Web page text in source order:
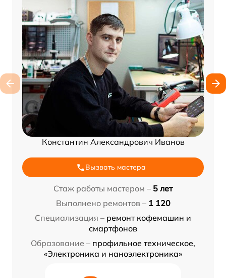
Константин Александрович Иванов
Вызвать мастера
Стаж работы мастером – 5 лет
Выполнено ремонтов – 1 120
Специализация – ремонт кофемашин и
смартфонов
Образование – профильное техническое,
«Электроника и наноэлектроника»